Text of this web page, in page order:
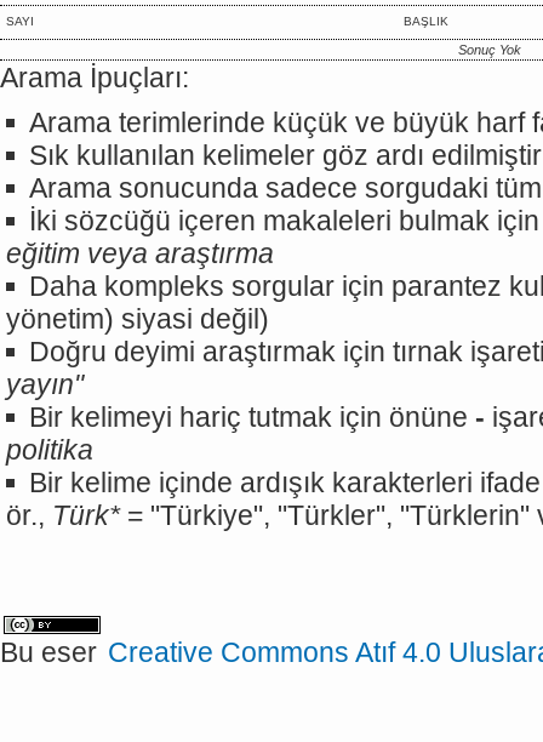
SAYI BAŞLIK
Sonuç Yok
Arama İpuçları:
Arama terimlerinde küçük ve büyük harf
Sık kullanılan kelimeler göz ardı
Arama sonucunda sadece sorgudaki
İki sözcüğü içeren makaleleri bulmak
eğitim veya araştırma
Daha kompleks sorgular için parantez
yönetim) siyasi değil)
Doğru deyimi araştırmak için tırnak
yayın"
Bir kelimeyi hariç tutmak için önüne -
politika
Bir kelime içinde ardışık karakterleri
ör., Türk*= "Türkiye", "Türkler", "Türklerin"
Bu eser Creative Commons Atıf 4.0